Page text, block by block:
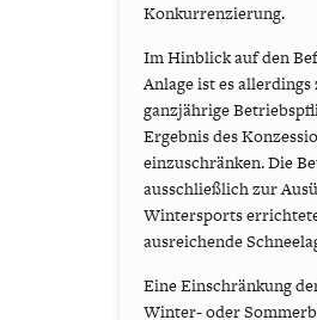
Konkurrenzierung.
Im Hinblick auf den
Anlage ist es allerdings
ganzjährige
Ergebnis des
einzuschränken. Die
ausschließlich zur
Wintersports
ausreichende
Eine Einschränkung
Winter- oder